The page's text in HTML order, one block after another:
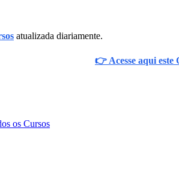
atualizada diariamente.
👉 Acesse aqui este
os Cursos